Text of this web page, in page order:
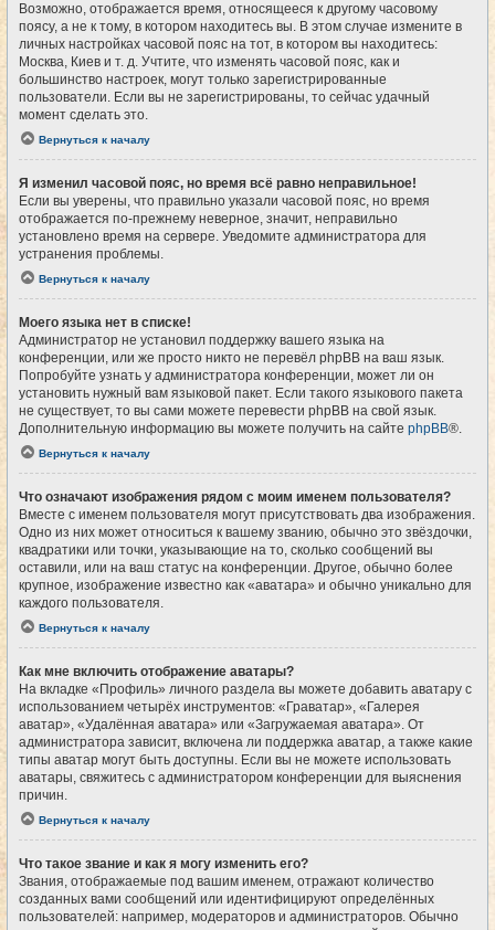
Возможно, отображается время, относящееся к другому часовому
поясу, а не к тому, в котором находитесь вы. В этом случае измените в
личных настройках часовой пояс на тот, в котором вы находитесь:
Москва, Киев и т. д. Учтите, что изменять часовой пояс, как и
большинство настроек, могут только зарегистрированные
пользователи. Если вы не зарегистрированы, то сейчас удачный
момент сделать это.
Вернуться к началу
Я изменил часовой пояс, но время всё равно неправильное!
Если вы уверены, что правильно указали часовой пояс, но время
отображается по-прежнему неверное, значит, неправильно
установлено время на сервере. Уведомите администратора для
устранения проблемы.
Вернуться к началу
Моего языка нет в списке!
Администратор не установил поддержку вашего языка на
конференции, или же просто никто не перевёл phpBB на ваш язык.
Попробуйте узнать у администратора конференции, может ли он
установить нужный вам языковой пакет. Если такого языкового пакета
не существует, то вы сами можете перевести phpBB на свой язык.
Дополнительную информацию вы можете получить на сайте phpBB®.
Вернуться к началу
Что означают изображения рядом с моим именем пользователя?
Вместе с именем пользователя могут присутствовать два изображения.
Одно из них может относиться к вашему званию, обычно это звёздочки,
квадратики или точки, указывающие на то, сколько сообщений вы
оставили, или на ваш статус на конференции. Другое, обычно более
крупное, изображение известно как «аватара» и обычно уникально для
каждого пользователя.
Вернуться к началу
Как мне включить отображение аватары?
На вкладке «Профиль» личного раздела вы можете добавить аватару с
использованием четырёх инструментов: «Граватар», «Галерея
аватар», «Удалённая аватара» или «Загружаемая аватара». От
администратора зависит, включена ли поддержка аватар, а также какие
типы аватар могут быть доступны. Если вы не можете использовать
аватары, свяжитесь с администратором конференции для выяснения
причин.
Вернуться к началу
Что такое звание и как я могу изменить его?
Звания, отображаемые под вашим именем, отражают количество
созданных вами сообщений или идентифицируют определённых
пользователей: например, модераторов и администраторов. Обычно